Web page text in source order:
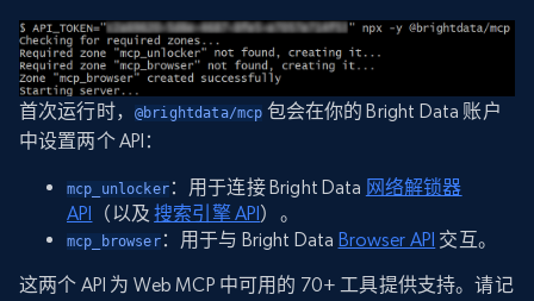
首次运行时， @brightdata/mcp 包会在你的 Bright Data 账户
中设置两个 API：
mcp_unlocker：用于连接 Bright Data 网络解锁器
API （以及搜索引擎 API）。
mcp_browser：用于与 Bright Data Browser API 交互。
这两个 API 为 Web MCP 中可用的 70+ 工具提供支持。请记